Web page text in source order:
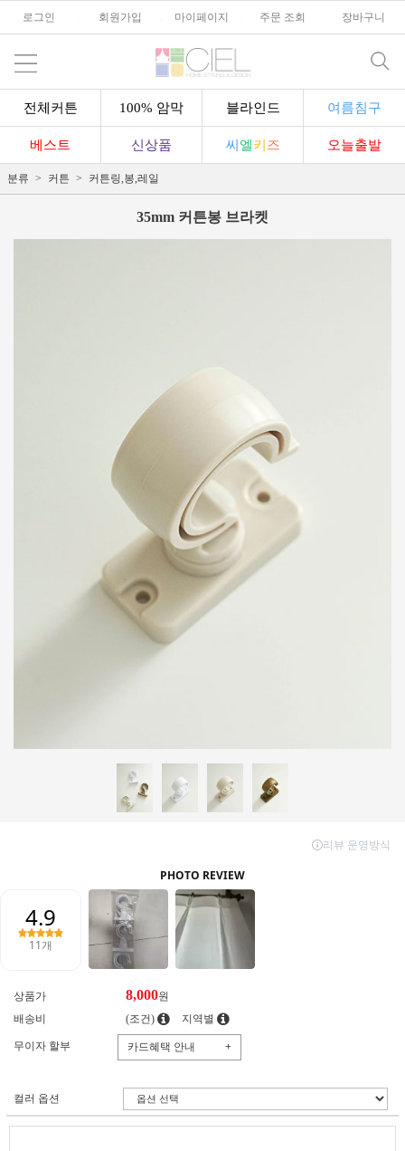
로그인 회원가입 마이페이지 주문 조회 장바구니
전체커튼 100% 암막 블라인드 여름침구
베스트 신상품 씨 엘키 즈 오늘출발
분류 커튼 커튼링,봉,레일
35mm 커튼봉 브라켓
상품가 8,000원
배송비
(조건) 지역별
무이자 할부 카드혜택 안내 +
컬러 옵션